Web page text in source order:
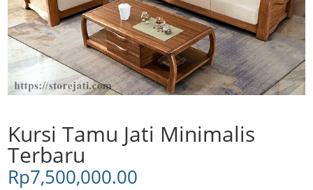
Kursi Tamu Jati Minimalis
Terbaru
Rp7,500,000.00